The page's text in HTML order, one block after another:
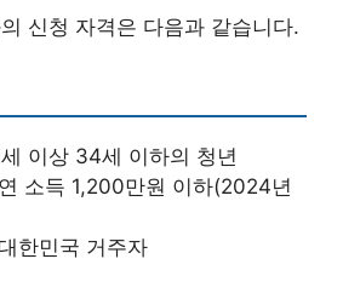
신청 자격은 다음과 같습니다.
이상 34세 이하의 청년
소득 1,200만원 이하(2024년
한민국 거주자